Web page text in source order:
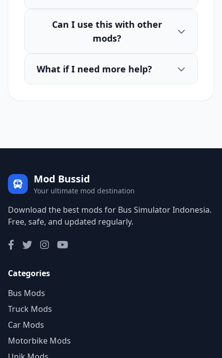
Can I use this with other
mods?
What if I need more help?
Mod Bussid
Your ultimate mod destination
Download the best mods for Bus Simulator Indonesia.
Free, safe, and updated regularly.
Categories
Bus Mods
Truck Mods
Car Mods
Motorbike Mods